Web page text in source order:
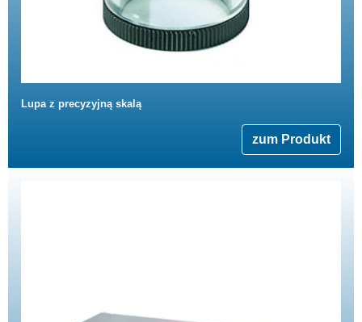
Lupa z precyzyjną skalą
zum Produkt